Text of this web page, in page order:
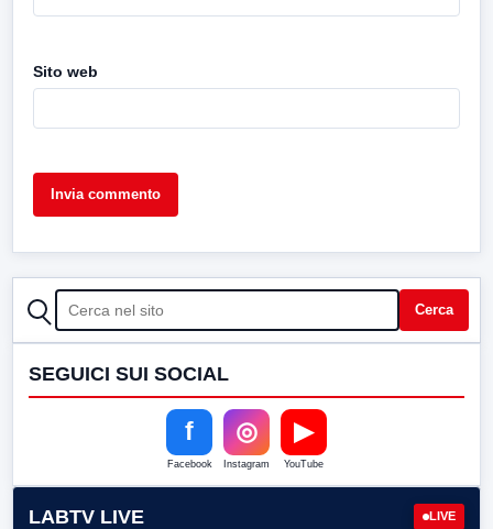
Sito web
CERCA Cerca
SEGUICI SUI SOCIAL
f
Facebook
◎
Instagram
▶
YouTube
LABTV LIVE LIVE